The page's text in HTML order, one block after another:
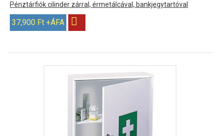
Pénztárfiók cilinder zárral, érmetálcával, bankjegytartóval
37,900 Ft +ÁFA